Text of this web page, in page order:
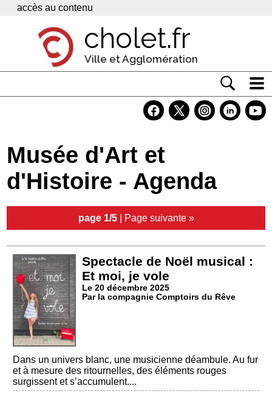
Panneau de gestion des cookies
accès au contenu
cholet.fr
Ville et Agglomération
Economie
Services
Contacts
Musée d'Art et
d'Histoire - Agenda
page 1/5| Page suivante »
Spectacle de Noël musical :
Et moi, je vole
Le 20 décembre 2025
Par la compagnie Comptoirs du Rêve
Dans un univers blanc, une musicienne déambule. Au fur
et à mesure des ritournelles, des éléments rouges
surgissent et s’accumulent....